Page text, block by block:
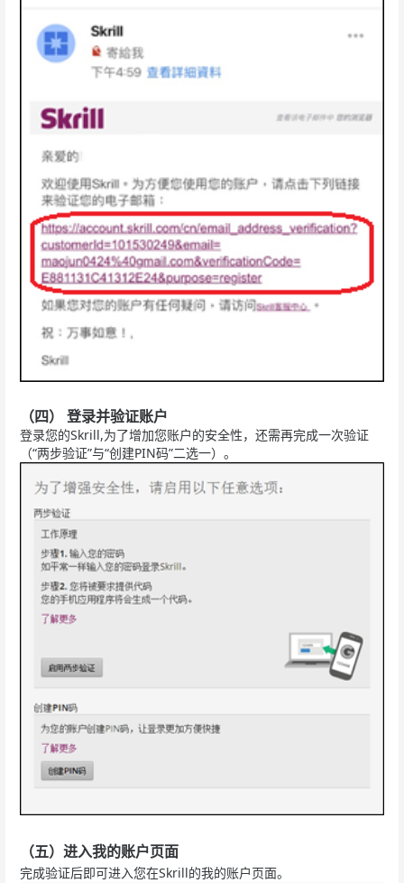
（四） 登录并验证账户
登录您的Skrill,为了增加您账户的安全性，还需再完成一次验证
（“两步验证”与“创建PIN码”二选一）。
（五）进入我的账户页面
完成验证后即可进入您在Skrill的我的账户页面。